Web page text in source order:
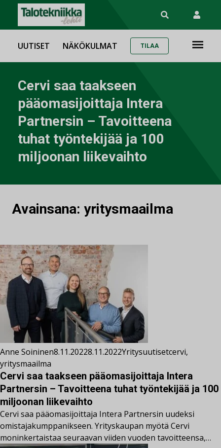
UUTISET NÄKÖKULMAT TILAA
Cervi saa taakseen
pääomasijoittaja Intera
Partnersin – Tavoitteena
tuhat työntekijää ja 100
miljoonan liikevaihto
Avainsana: yritysmaailma
Anne Soininen8.11.20228.11.2022Yritysuutisetcervi,
yritysmaailma
Cervi saa taakseen pääomasijoittaja Intera
Partnersin – Tavoitteena tuhat työntekijää ja 100
miljoonan liikevaihto
Cervi saa pääomasijoittaja Intera Partnersin uudeksi
omistajakumppanikseen. Yrityskaupan myötä Cervi
moninkertaistaa seuraavan viiden vuoden tavoitteensa,…